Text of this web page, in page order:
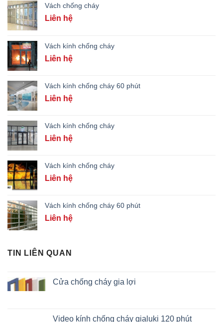
Vách chống cháy
Liên hệ
Vách kính chống cháy
Liên hệ
Vách kính chống cháy 60 phút
Liên hệ
Vách kính chống cháy
Liên hệ
Vách kính chống cháy
Liên hệ
Vách kính chống cháy 60 phút
Liên hệ
TIN LIÊN QUAN
Cửa chống cháy gia lợi
Video kính chống cháy gialuki 120 phút